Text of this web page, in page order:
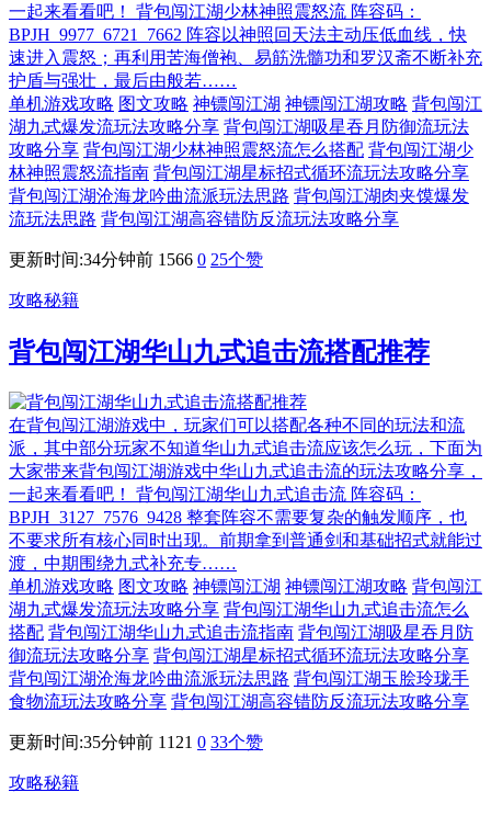
一起来看看吧！ 背包闯江湖少林神照震怒流 阵容码：
BPJH_9977_6721_7662 阵容以神照回天法主动压低血线，快
速进入震怒；再利用苦海僧袍、易筋洗髓功和罗汉斋不断补充
护盾与强壮，最后由般若……
单机游戏攻略 图文攻略 神镖闯江湖 神镖闯江湖攻略 背包闯江
湖九式爆发流玩法攻略分享 背包闯江湖吸星吞月防御流玩法
攻略分享 背包闯江湖少林神照震怒流怎么搭配 背包闯江湖少
林神照震怒流指南 背包闯江湖星标招式循环流玩法攻略分享
背包闯江湖沧海龙吟曲流派玩法思路 背包闯江湖肉夹馍爆发
流玩法思路 背包闯江湖高容错防反流玩法攻略分享
更新时间:34分钟前 1566 0 25个赞
攻略秘籍
背包闯江湖华山九式追击流搭配推荐
在背包闯江湖游戏中，玩家们可以搭配各种不同的玩法和流
派，其中部分玩家不知道华山九式追击流应该怎么玩，下面为
大家带来背包闯江湖游戏中华山九式追击流的玩法攻略分享，
一起来看看吧！ 背包闯江湖华山九式追击流 阵容码：
BPJH_3127_7576_9428 整套阵容不需要复杂的触发顺序，也
不要求所有核心同时出现。前期拿到普通剑和基础招式就能过
渡，中期围绕九式补充专……
单机游戏攻略 图文攻略 神镖闯江湖 神镖闯江湖攻略 背包闯江
湖九式爆发流玩法攻略分享 背包闯江湖华山九式追击流怎么
搭配 背包闯江湖华山九式追击流指南 背包闯江湖吸星吞月防
御流玩法攻略分享 背包闯江湖星标招式循环流玩法攻略分享
背包闯江湖沧海龙吟曲流派玩法思路 背包闯江湖玉脍玲珑手
食物流玩法攻略分享 背包闯江湖高容错防反流玩法攻略分享
更新时间:35分钟前 1121 0 33个赞
攻略秘籍